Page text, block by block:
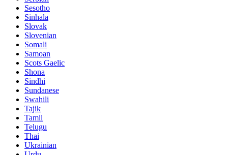
Sesotho
Sinhala
Slovak
Slovenian
Somali
Samoan
Scots Gaelic
Shona
Sindhi
Sundanese
Swahili
Tajik
Tamil
Telugu
Thai
Ukrainian